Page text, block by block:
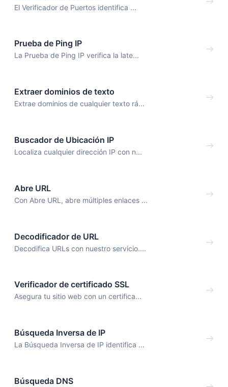
El Verificador de Puertos identifica ...
Prueba de Ping IP
La Prueba de Ping IP verifica la late...
Extraer dominios de texto
Extrae dominios de cualquier texto rá...
Buscador de Ubicación IP
Localiza cualquier dirección IP con n...
Abre URL
Con Abre URL, abre múltiples enlaces ...
Decodificador de URL
Decodifica URLs con nuestro servicio....
Verificador de certificado SSL
Asegura tu sitio web con un certifica...
Búsqueda Inversa de IP
La Búsqueda Inversa de IP identifica ...
Búsqueda DNS